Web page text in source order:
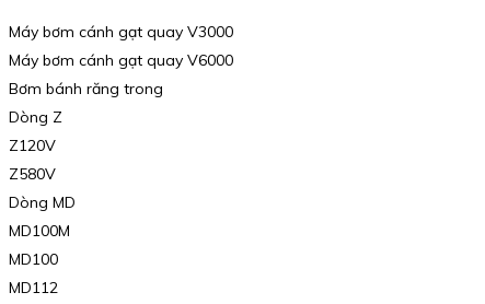
Máy bơm cánh gạt quay V3000
Máy bơm cánh gạt quay V6000
Bơm bánh răng trong
Dòng Z
Z120V
Z580V
Dòng MD
MD100M
MD100
MD112